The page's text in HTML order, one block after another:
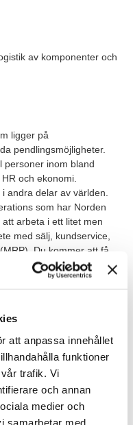
att anpassa innehållet
funktioner
trafik. Vi
och annan
medier och
samarbetar med.
av komponenter och
ligger på
pendlingsmöjligheter.
personer inom bland
och ekonomi.
andra delar av världen.
som har Norden
arbeta i ett litet men
med sälj, kundservice,
Du kommer att få
som stöttar dig i din nya
såsom kundmöten
av en liknande roll.
inriktning, gärna
om du även har en
Du har ett stort
lagd och drar dig inte för
skapa lösningar med